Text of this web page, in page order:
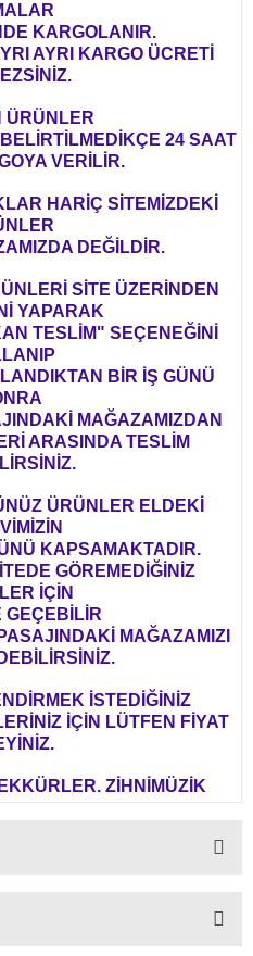
KARGOLANIR.
AYRI KARGO ÜCRETİ
ÜRÜNLER
24 SAAT
VERİLİR.
HARİÇ SİTEMİZDEKİ
DEĞİLDİR.
SİTE ÜZERİNDEN
YAPARAK
TESLİM" SEÇENEĞİNİ
BİR İŞ GÜNÜ
MAĞAZAMIZDAN
ARASINDA TESLİM
ÜRÜNLER ELDEKİ
KAPSAMAKTADIR.
GÖREMEDİĞİNİZ
İÇİN
GEÇEBİLİR
MAĞAZAMIZI
İSTEDİĞİNİZ
İÇİN LÜTFEN FİYAT
ZİHNİMÜZİK